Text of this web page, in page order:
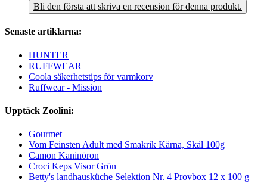
Bli den första att skriva en recension för denna produkt.
Senaste artiklarna:
HUNTER
RUFFWEAR
Coola säkerhetstips för varmkorv
Ruffwear - Mission
Upptäck Zoolini:
Gourmet
Vom Feinsten Adult med Smakrik Kärna, Skål 100g
Camon Kaninöron
Croci Keps Visor Grön
Betty's landhausküche Selektion Nr. 4 Provbox 12 x 100 g